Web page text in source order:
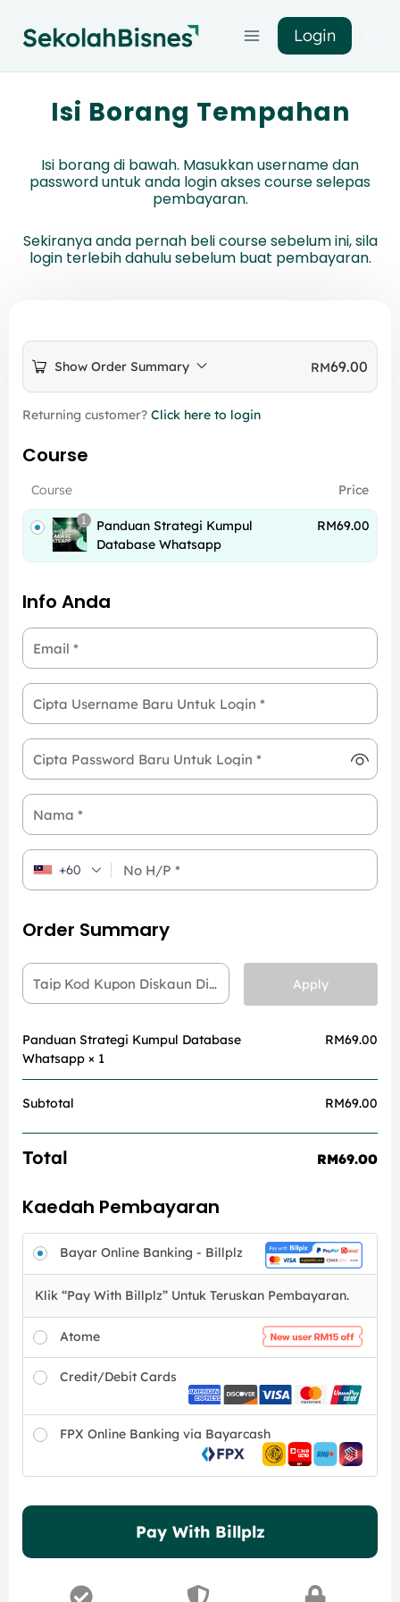
Login
Isi Borang Tempahan
Isi borang di bawah. Masukkan username dan
password untuk anda login akses course selepas
pembayaran.
Sekiranya anda pernah beli course sebelum ini, sila
login terlebih dahulu sebelum buat pembayaran.
Show Order Summary RM69.00
Returning customer? Click here to login
Course
Course Price
1
Panduan Strategi Kumpul
Database Whatsapp
RM69.00
Info Anda
Email *
Cipta Username Baru Untuk Login *
Cipta Password Baru Untuk Login *
Nama *
No H/P *
+60
Order Summary
Taip Kod Kupon Diskaun Di Sini Apply
Panduan Strategi Kumpul Database
Whatsapp × 1
RM69.00
Subtotal RM69.00
Total RM69.00
Kaedah Pembayaran
Bayar Online Banking - Billplz
Klik “Pay With Billplz” Untuk Teruskan Pembayaran.
Atome
Credit/Debit Cards
FPX Online Banking via Bayarcash
Pay With Billplz